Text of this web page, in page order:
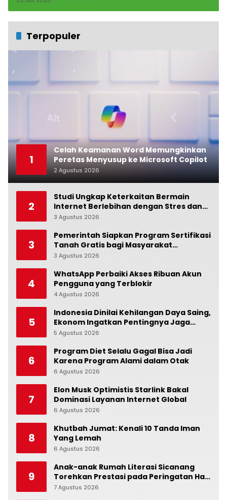
Terpopuler
1
Celah Keamanan Word Memungkinkan
Peretas Menyusup ke Microsoft Copilot
2 Agustus 2026
2
Studi Ungkap Keterkaitan Bermain
Internet Berlebihan dengan Stres dan
Suasana Hati
3 Agustus 2026
3
Pemerintah Siapkan Program Sertifikasi
Tanah Gratis bagi Masyarakat
Berpenghasilan Rendah
3 Agustus 2026
4
WhatsApp Perbaiki Akses Ribuan Akun
Pengguna yang Terblokir
4 Agustus 2026
5
Indonesia Dinilai Kehilangan Daya Saing,
Ekonom Ingatkan Pentingnya Jaga
Independensi Bank Indonesia
5 Agustus 2026
6
Program Diet Selalu Gagal Bisa Jadi
Karena Program Alami dalam Otak
6 Agustus 2026
7
Elon Musk Optimistis Starlink Bakal
Dominasi Layanan Internet Global
6 Agustus 2026
8
Khutbah Jumat: Kenali 10 Tanda Iman
Yang Lemah
6 Agustus 2026
9
Anak-anak Rumah Literasi Sicanang
Torehkan Prestasi pada Peringatan Hari
Anak Nasional di Kecamatan Medan
7 Agustus 2026